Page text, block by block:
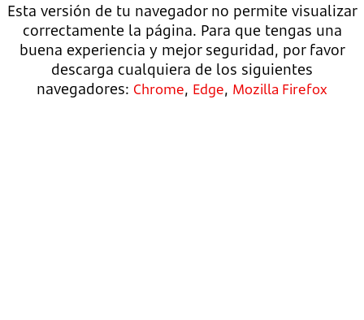
Esta versión de tu navegador no permite visualizar
correctamente la página. Para que tengas una
buena experiencia y mejor seguridad, por favor
descarga cualquiera de los siguientes
navegadores: Chrome, Edge, Mozilla Firefox